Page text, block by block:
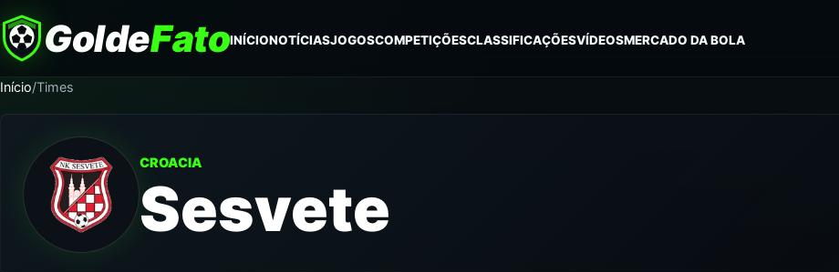
GoldeFatoINÍCIONOTÍCIASJOGOSCOMPETIÇÕESCLASSIFICAÇÕESVÍDEOSMERCADO DA BOLA
Início/Times
CROACIA
Sesvete